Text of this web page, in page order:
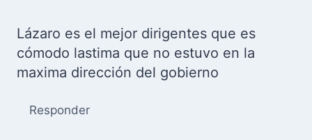
Lázaro es el mejor dirigentes que es
cómodo lastima que no estuvo en la
maxima dirección del gobierno
Responder